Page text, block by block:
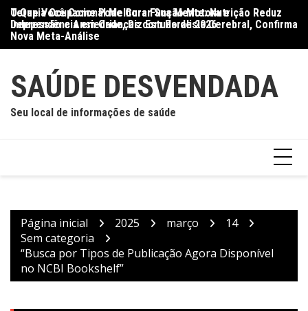
para
conteúdo
O Que Você Come Pode Curar Sua Mente: Nutrição Reduz
Depressão e Ansiedade, Diz Estudo de 2026
Terapia Ocupacional Melhora Função Motora e
Independência em Crianças com Paralisia Cerebral, Confirma
Nova Meta-Análise
SAÚDE DESVENDADA
Seu local de informações de saúde
Página inicial 2025 março
14
Sem categoria
“Busca por Tipos de Publicação Agora Disponível
no NCBI Bookshelf”